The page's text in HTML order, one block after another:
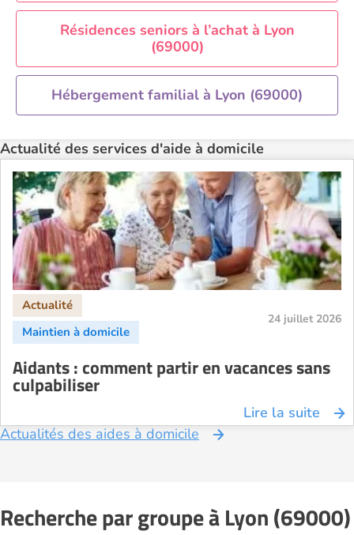
Aide à domicile Saint-Etienne
Aide à domicile Toulouse
Recherche par ville
Résidences seniors à l’achat à Lyon
(69000)
Hébergement familial à Lyon (69000)
Actualité des services d'aide à domicile
24 juillet 2026
Aidants : comment partir en vacances sans
culpabiliser
Lire la suite
Actualités des aides à domicile
Recherche par groupe à Lyon (69000)